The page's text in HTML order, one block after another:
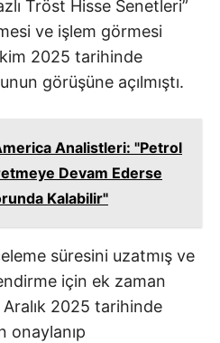
Tröst Hisse Senetleri”
ve işlem görmesi
2025 tarihinde
görüşüne açılmıştı.
Analistleri: "Petrol
Devam Ederse
Kalabilir"
süresini uzatmış ve
için ek zaman
Aralık 2025 tarihinde
onaylanıp